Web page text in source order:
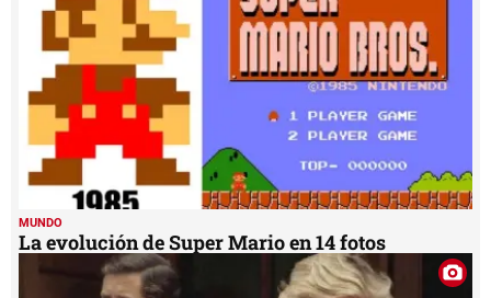
MUNDO
La evolución de Super Mario en 14 fotos